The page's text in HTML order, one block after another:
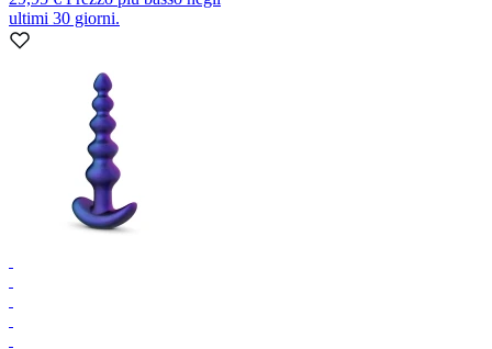
ultimi 30 giorni.